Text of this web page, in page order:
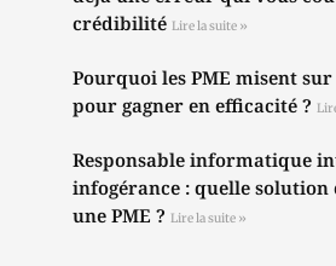
crédibilité Lire la suite »
Pourquoi les PME misent
pour gagner en efficacité ?
Responsable informatique
infogérance : quelle
une PME ? Lire la suite »